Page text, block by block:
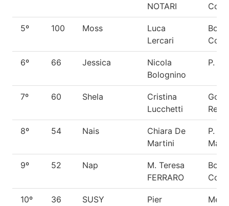
NOTARI
5º 100 Moss
Luca
Lercari
6º 66 Jessica
Nicola
Bolognino
P.
7º 60 Shela
Cristina
Lucchetti
8º 54 Nais
Chiara De
Martini
P.
9º 52 Nap
M. Teresa
FERRARO
10º 36 SUSY
Pier